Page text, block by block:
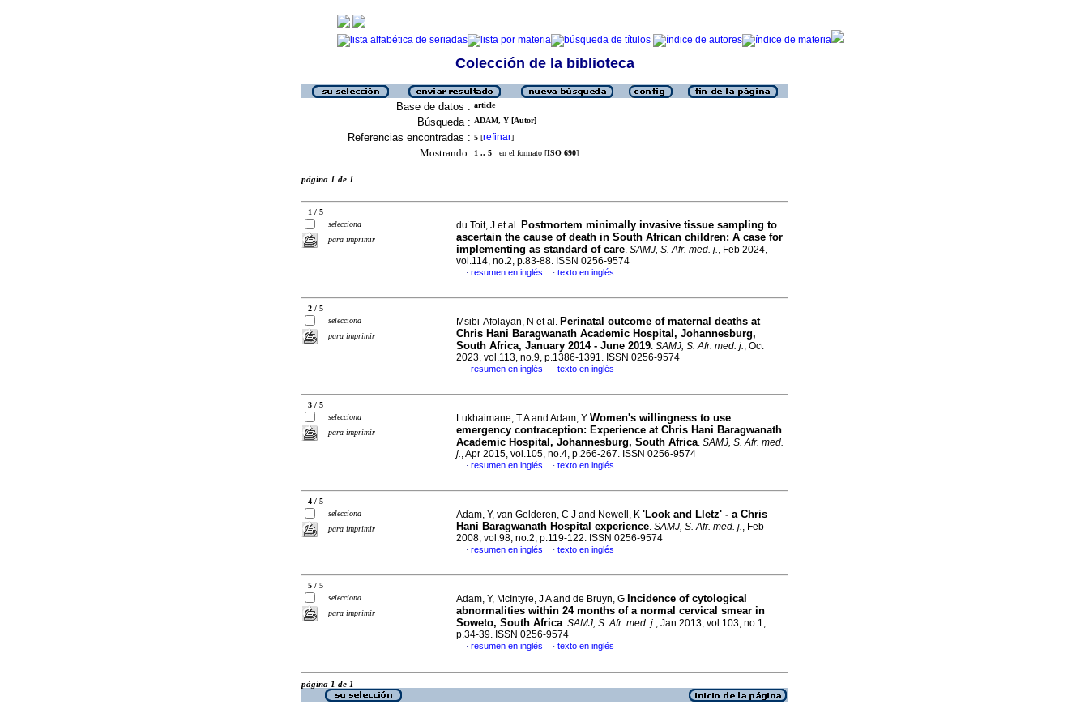
Colección de la biblioteca
Base de datos : article
Búsqueda : ADAM, Y [Autor]
Referencias encontradas : 5 [refinar]
Mostrando: 1 .. 5 en el formato [ISO 690]
página 1 de 1
1 / 5
selecciona
para imprimir
du Toit, J et al. Postmortem minimally invasive tissue sampling to
ascertain the cause of death in South African children: A case for
implementing as standard of care. SAMJ, S. Afr. med. j., Feb 2024,
vol.114, no.2, p.83-88. ISSN 0256-9574
· resumen en inglés · texto en inglés
2 / 5
selecciona
para imprimir
Msibi-Afolayan, N et al. Perinatal outcome of maternal deaths at
Chris Hani Baragwanath Academic Hospital, Johannesburg,
South Africa, January 2014 - June 2019. SAMJ, S. Afr. med. j., Oct
2023, vol.113, no.9, p.1386-1391. ISSN 0256-9574
· resumen en inglés · texto en inglés
3 / 5
selecciona
para imprimir
Lukhaimane, T A and Adam, Y Women's willingness to use
emergency contraception: Experience at Chris Hani Baragwanath
Academic Hospital, Johannesburg, South Africa. SAMJ, S. Afr. med.
j., Apr 2015, vol.105, no.4, p.266-267. ISSN 0256-9574
· resumen en inglés · texto en inglés
4 / 5
selecciona
para imprimir
Adam, Y, van Gelderen, C J and Newell, K 'Look and Lletz' - a Chris
Hani Baragwanath Hospital experience. SAMJ, S. Afr. med. j., Feb
2008, vol.98, no.2, p.119-122. ISSN 0256-9574
· resumen en inglés · texto en inglés
5 / 5
selecciona
para imprimir
Adam, Y, McIntyre, J A and de Bruyn, G Incidence of cytological
abnormalities within 24 months of a normal cervical smear in
Soweto, South Africa. SAMJ, S. Afr. med. j., Jan 2013, vol.103, no.1,
p.34-39. ISSN 0256-9574
· resumen en inglés · texto en inglés
página 1 de 1